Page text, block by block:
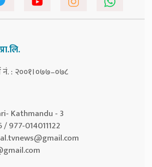
नं. : २००१।०७७–०७८
Kathmandu - 3
977-014011122